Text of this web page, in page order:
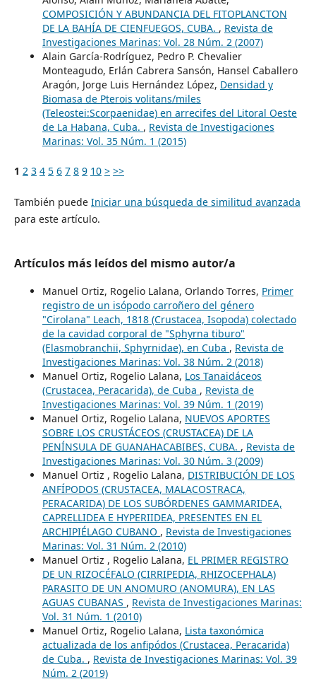
COMPOSICIÓN Y ABUNDANCIA DEL FITOPLANCTON
DE LA BAHÍA DE CIENFUEGOS, CUBA. , Revista de
Investigaciones Marinas: Vol. 28 Núm. 2 (2007)
Alain García-Rodríguez, Pedro P. Chevalier
Monteagudo, Erlán Cabrera Sansón, Hansel Caballero
Aragón, Jorge Luis Hernández López, Densidad y
Biomasa de Pterois volitans/miles
(Teleostei:Scorpaenidae) en arrecifes del Litoral Oeste
de La Habana, Cuba. , Revista de Investigaciones
Marinas: Vol. 35 Núm. 1 (2015)
1 2 3 4 5 6 7 8 9 10 > >>
También puede Iniciar una búsqueda de similitud avanzada
para este artículo.
Artículos más leídos del mismo autor/a
Manuel Ortiz, Rogelio Lalana, Orlando Torres, Primer
registro de un isópodo carroñero del género
"Cirolana" Leach, 1818 (Crustacea, Isopoda) colectado
de la cavidad corporal de "Sphyrna tiburo"
(Elasmobranchii, Sphyrnidae), en Cuba , Revista de
Investigaciones Marinas: Vol. 38 Núm. 2 (2018)
Manuel Ortiz, Rogelio Lalana, Los Tanaidáceos
(Crustacea, Peracarida), de Cuba , Revista de
Investigaciones Marinas: Vol. 39 Núm. 1 (2019)
Manuel Ortiz, Rogelio Lalana, NUEVOS APORTES
SOBRE LOS CRUSTÁCEOS (CRUSTACEA) DE LA
PENÍNSULA DE GUANAHACABIBES, CUBA. , Revista de
Investigaciones Marinas: Vol. 30 Núm. 3 (2009)
Manuel Ortiz , Rogelio Lalana, DISTRIBUCIÓN DE LOS
ANFÍPODOS (CRUSTACEA, MALACOSTRACA,
PERACARIDA) DE LOS SUBÓRDENES GAMMARIDEA,
CAPRELLIDEA E HYPERIIDEA, PRESENTES EN EL
ARCHIPIÉLAGO CUBANO , Revista de Investigaciones
Marinas: Vol. 31 Núm. 2 (2010)
Manuel Ortiz , Rogelio Lalana, EL PRIMER REGISTRO
DE UN RIZOCÉFALO (CIRRIPEDIA, RHIZOCEPHALA)
PARASITO DE UN ANOMURO (ANOMURA), EN LAS
AGUAS CUBANAS , Revista de Investigaciones Marinas:
Vol. 31 Núm. 1 (2010)
Manuel Ortiz, Rogelio Lalana, Lista taxonómica
actualizada de los anfipódos (Crustacea, Peracarida)
de Cuba. , Revista de Investigaciones Marinas: Vol. 39
Núm. 2 (2019)